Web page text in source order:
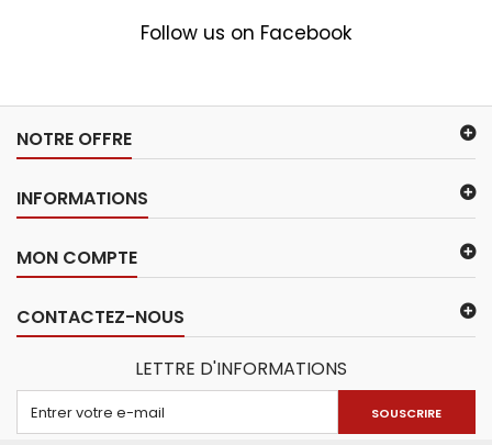
Follow us on Facebook
NOTRE OFFRE
INFORMATIONS
MON COMPTE
CONTACTEZ-NOUS
LETTRE D'INFORMATIONS
SOUSCRIRE